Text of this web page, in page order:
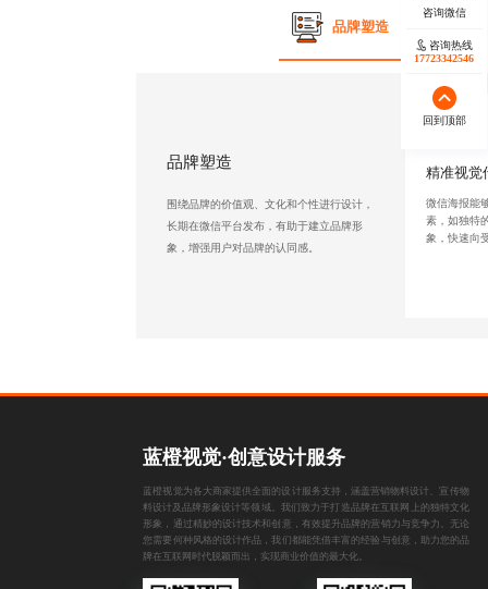
品牌塑造
品牌塑造
围绕品牌的价值观、文化和个性进行设计，
长期在微信平台发布，有助于建立品牌形
象，增强用户对品牌的认同感。
精准视觉
微信海报能
素，如独特
象，快速向
咨询热线
17723342546
回到顶部
蓝橙视觉·创意设计服务
蓝橙视觉为各大商家提供全面的设计服务支持，涵盖营销物料设计 、宣传物
料设计 及品牌形象设计等领域。我们致力于打造品牌在互联网上的独特文化
形象，通过精妙的设计技术和创意，有效提升品牌的营销力与竞争力。无论
您需要何种风格的设计作品，我们都能凭借丰富的经验与创意，助力您的品
牌在互联网时代脱颖而出，实现商业价值的最大化。